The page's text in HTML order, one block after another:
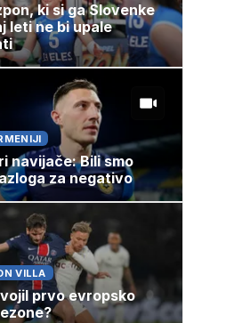
ki si ga Slovenke
leti ne bi upale
navijače: Bili smo
za negativo
VILLA
prvo evropsko